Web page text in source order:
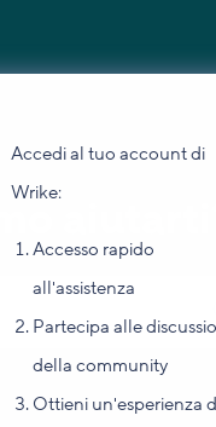
Accedi al tuo account di
Wrike:
Accesso rapido
all'assistenza
Partecipa alle
della community
Ottieni un'esperienza